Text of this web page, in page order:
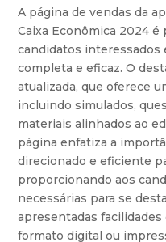
A página de vendas da
Caixa Econômica 2024 é
candidatos interessados
completa e eficaz. O
atualizada, que oferece
incluindo simulados,
materiais alinhados ao
página enfatiza a
direcionado e eficiente
proporcionando aos
necessárias para se
apresentadas facilidades
formato digital ou